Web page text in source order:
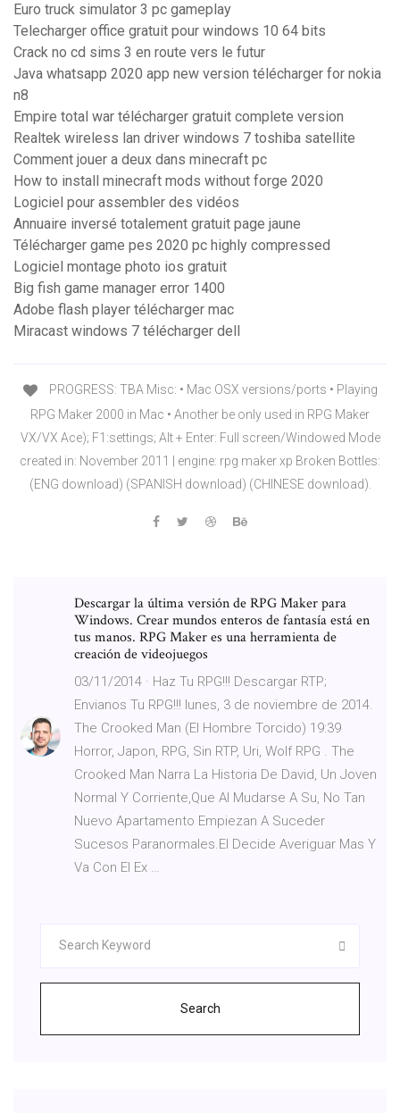
Euro truck simulator 3 pc gameplay
Telecharger office gratuit pour windows 10 64 bits
Crack no cd sims 3 en route vers le futur
Java whatsapp 2020 app new version télécharger for nokia
n8
Empire total war télécharger gratuit complete version
Realtek wireless lan driver windows 7 toshiba satellite
Comment jouer a deux dans minecraft pc
How to install minecraft mods without forge 2020
Logiciel pour assembler des vidéos
Annuaire inversé totalement gratuit page jaune
Télécharger game pes 2020 pc highly compressed
Logiciel montage photo ios gratuit
Big fish game manager error 1400
Adobe flash player télécharger mac
Miracast windows 7 télécharger dell
PROGRESS: TBA Misc: • Mac OSX versions/ports • Playing
RPG Maker 2000 in Mac • Another be only used in RPG Maker
VX/VX Ace); F1:settings; Alt + Enter: Full screen/Windowed Mode
created in: November 2011 | engine: rpg maker xp Broken Bottles:
(ENG download) (SPANISH download) (CHINESE download).
Descargar la última versión de RPG Maker para
Windows. Crear mundos enteros de fantasía está en
tus manos. RPG Maker es una herramienta de
creación de videojuegos
03/11/2014 · Haz Tu RPG!!! Descargar RTP;
Envianos Tu RPG!!! lunes, 3 de noviembre de 2014.
The Crooked Man (El Hombre Torcido) 19:39
Horror, Japon, RPG, Sin RTP, Uri, Wolf RPG . The
Crooked Man Narra La Historia De David, Un Joven
Normal Y Corriente,Que Al Mudarse A Su, No Tan
Nuevo Apartamento Empiezan A Suceder
Sucesos Paranormales.El Decide Averiguar Mas Y
Va Con El Ex …
Search